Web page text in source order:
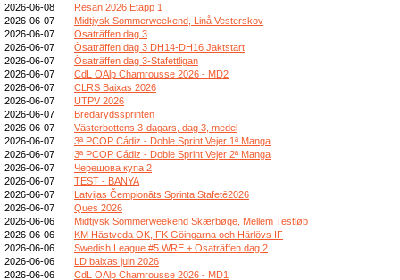
2026-06-08
Resan 2026 Etapp 1
2026-06-07
Midtjysk Sommerweekend, Linå Vesterskov
2026-06-07
Ösaträffen dag 3
2026-06-07
Ösaträffen dag 3 DH14-DH16 Jaktstart
2026-06-07
Ösaträffen dag 3-Stafettligan
2026-06-07
CdL OAlp Chamrousse 2026 - MD2
2026-06-07
CLRS Baixas 2026
2026-06-07
UTPV 2026
2026-06-07
Bredarydssprinten
2026-06-07
Västerbottens 3-dagars, dag 3, medel
2026-06-07
3ª PCOP Cádiz - Doble Sprint Vejer 1ª Manga
2026-06-07
3ª PCOP Cádiz - Doble Sprint Vejer 2ª Manga
2026-06-07
Черешова купа 2
2026-06-07
TEST - BANYA
2026-06-07
Latvijas Čempionāts Sprinta Stafetē2026
2026-06-07
Ques 2026
2026-06-06
Midtjysk Sommerweekend Skærbøge, Mellem Testløb
2026-06-06
KM Hästveda OK, FK Göingarna och Härlövs IF
2026-06-06
Swedish League #5 WRE + Ösaträffen dag 2
2026-06-06
LD baixas juin 2026
2026-06-06
CdL OAlp Chamrousse 2026 - MD1